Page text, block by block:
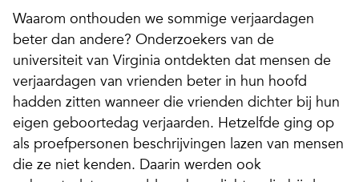
Waarom onthouden we sommige verjaardagen
beter dan andere? Onderzoekers van de
universiteit van Virginia ontdekten dat mensen de
verjaardagen van vrienden beter in hun hoofd
hadden zitten wanneer die vrienden dichter bij hun
eigen geboortedag verjaarden. Hetzelfde ging op
als proefpersonen beschrijvingen lazen van mensen
die ze niet kenden. Daarin werden ook